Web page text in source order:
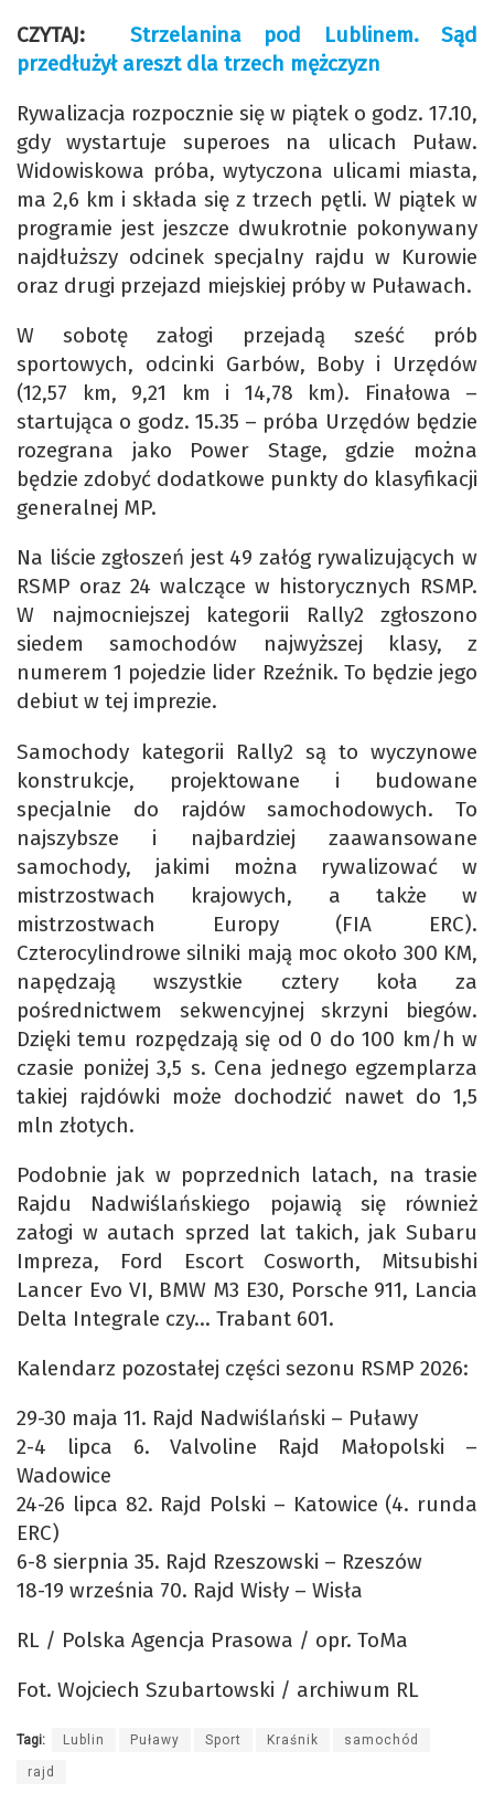
CZYTAJ: Strzelanina pod Lublinem. Sąd
przedłużył areszt dla trzech mężczyzn
Rywalizacja rozpocznie się w piątek o godz. 17.10,
gdy wystartuje superoes na ulicach Puław.
Widowiskowa próba, wytyczona ulicami miasta,
ma 2,6 km i składa się z trzech pętli. W piątek w
programie jest jeszcze dwukrotnie pokonywany
najdłuższy odcinek specjalny rajdu w Kurowie
oraz drugi przejazd miejskiej próby w Puławach.
W sobotę załogi przejadą sześć prób
sportowych, odcinki Garbów, Boby i Urzędów
(12,57 km, 9,21 km i 14,78 km). Finałowa –
startująca o godz. 15.35 – próba Urzędów będzie
rozegrana jako Power Stage, gdzie można
będzie zdobyć dodatkowe punkty do klasyfikacji
generalnej MP.
Na liście zgłoszeń jest 49 załóg rywalizujących w
RSMP oraz 24 walczące w historycznych RSMP.
W najmocniejszej kategorii Rally2 zgłoszono
siedem samochodów najwyższej klasy, z
numerem 1 pojedzie lider Rzeźnik. To będzie jego
debiut w tej imprezie.
Samochody kategorii Rally2 są to wyczynowe
konstrukcje, projektowane i budowane
specjalnie do rajdów samochodowych. To
najszybsze i najbardziej zaawansowane
samochody, jakimi można rywalizować w
mistrzostwach krajowych, a także w
mistrzostwach Europy (FIA ERC).
Czterocylindrowe silniki mają moc około 300 KM,
napędzają wszystkie cztery koła za
pośrednictwem sekwencyjnej skrzyni biegów.
Dzięki temu rozpędzają się od 0 do 100 km/h w
czasie poniżej 3,5 s. Cena jednego egzemplarza
takiej rajdówki może dochodzić nawet do 1,5
mln złotych.
Podobnie jak w poprzednich latach, na trasie
Rajdu Nadwiślańskiego pojawią się również
załogi w autach sprzed lat takich, jak Subaru
Impreza, Ford Escort Cosworth, Mitsubishi
Lancer Evo VI, BMW M3 E30, Porsche 911, Lancia
Delta Integrale czy… Trabant 601.
Kalendarz pozostałej części sezonu RSMP 2026:
29-30 maja 11. Rajd Nadwiślański – Puławy
2-4 lipca 6. Valvoline Rajd Małopolski –
Wadowice
24-26 lipca 82. Rajd Polski – Katowice (4. runda
ERC)
6-8 sierpnia 35. Rajd Rzeszowski – Rzeszów
18-19 września 70. Rajd Wisły – Wisła
RL / Polska Agencja Prasowa / opr. ToMa
Fot. Wojciech Szubartowski / archiwum RL
Tagi: Lublin Puławy Sport Kraśnik samochód
rajd